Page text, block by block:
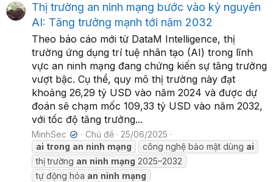
Thị trường an ninh mạng bước vào kỷ nguyên
AI: Tăng trưởng mạnh tới năm 2032
Theo báo cáo mới từ DataM Intelligence, thị
trường ứng dụng trí tuệ nhân tạo (AI) trong lĩnh
vực an ninh mạng đang chứng kiến sự tăng trưởng
vượt bậc. Cụ thể, quy mô thị trường này đạt
khoảng 26,29 tỷ USD vào năm 2024 và được dự
đoán sẽ chạm mốc 109,33 tỷ USD vào năm 2032,
với tốc độ tăng trưởng...
MinhSec ✔ Chủ đề
25/06/2025
ai trong an ninh mạng công nghệ bảo mật dùng ai
thị trường an ninh mạng 2025–2032
tự động hóa an ninh mạng